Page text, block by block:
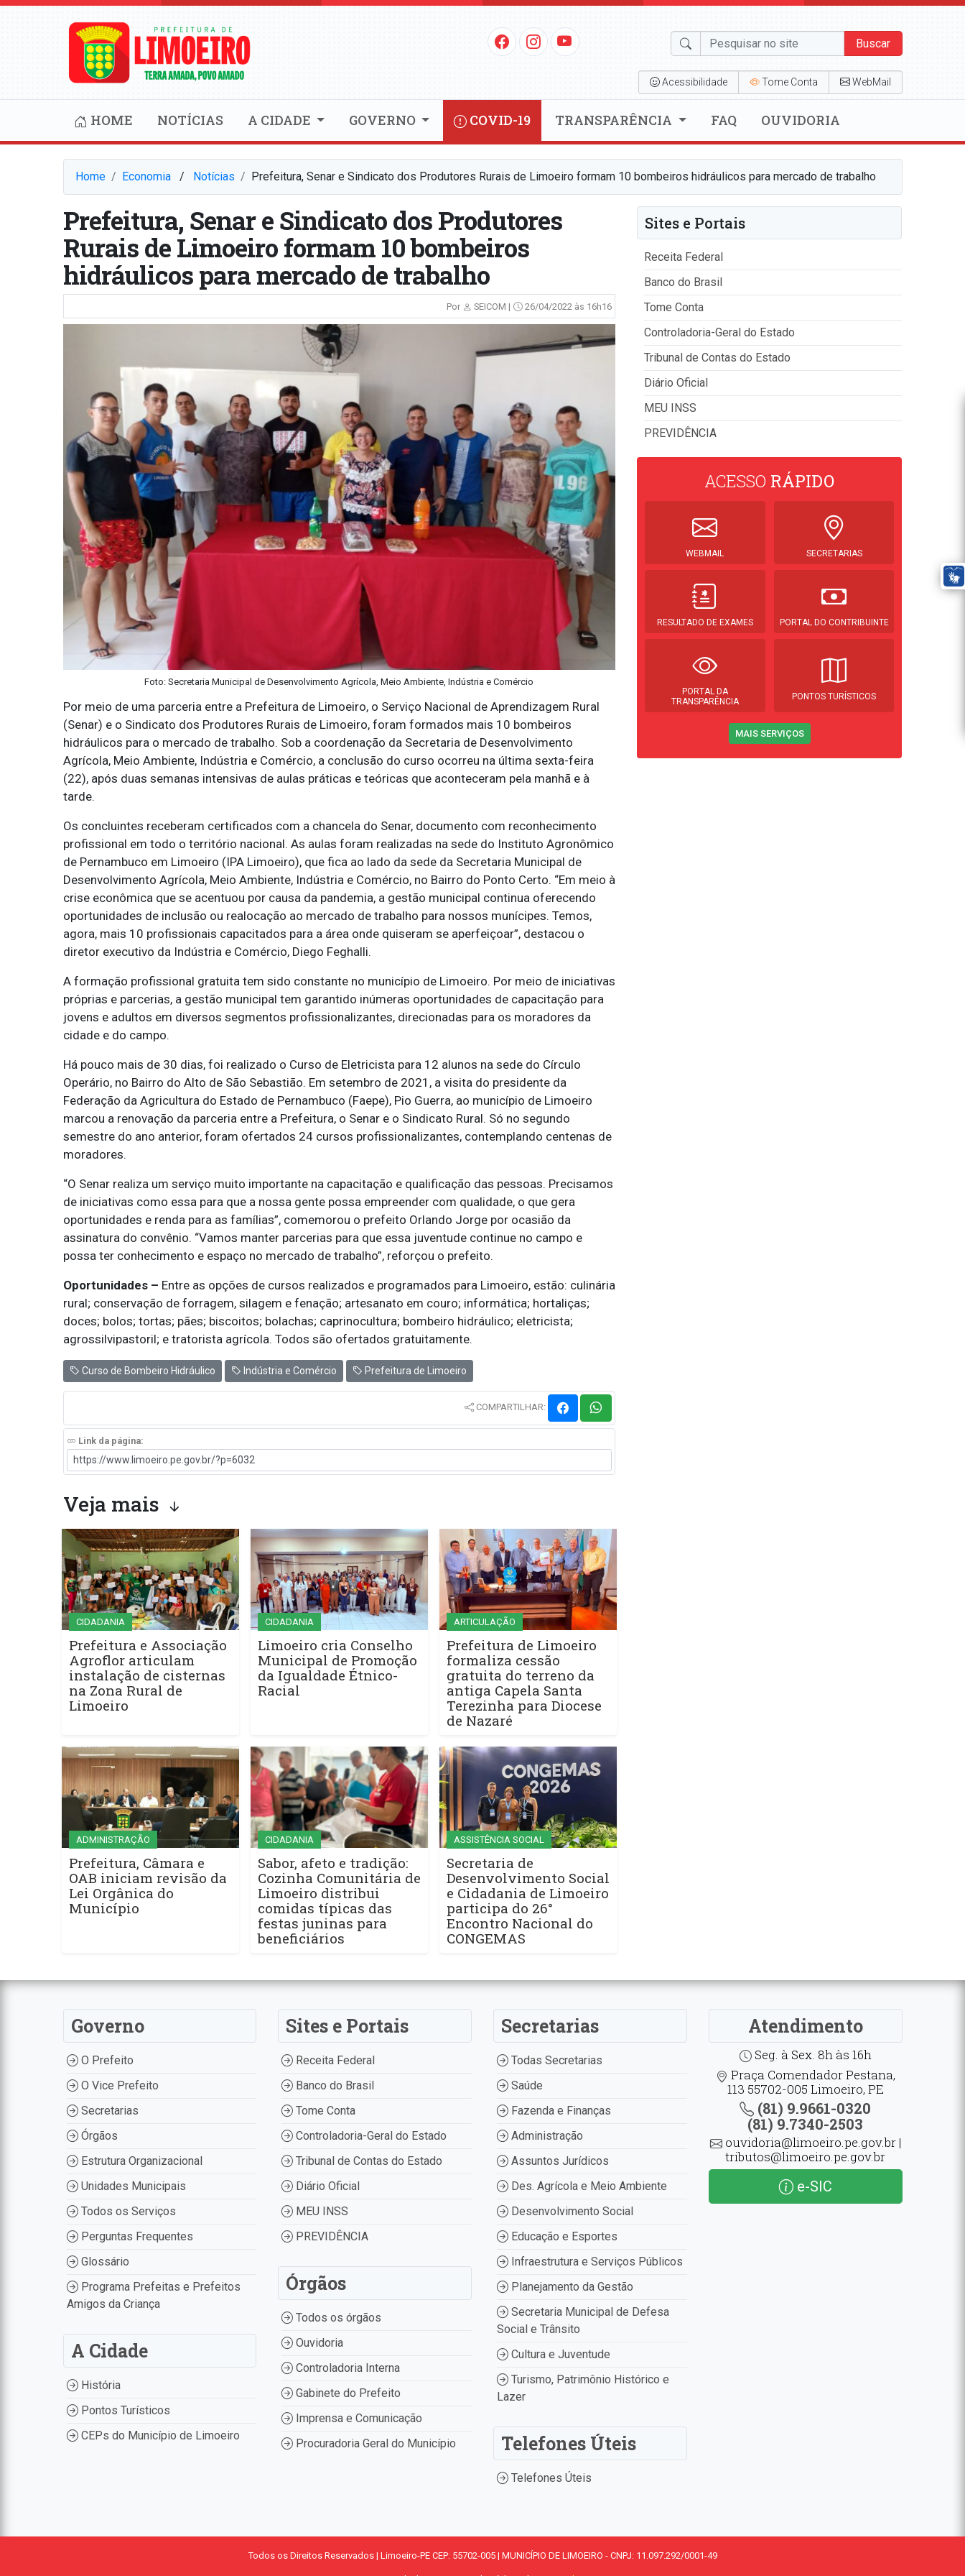
Buscar
Acessibilidade Tome Conta WebMail
HOME NOTÍCIAS A CIDADE GOVERNO COVID-19 TRANSPARÊNCIA FAQ OUVIDORIA
Home Economia⠀/⠀ Notícias Prefeitura, Senar e Sindicato dos Produtores Rurais de Limoeiro formam 10 bombeiros hidráulicos para mercado de trabalho
Prefeitura, Senar e Sindicato dos Produtores
Rurais de Limoeiro formam 10 bombeiros
hidráulicos para mercado de trabalho
Por SEICOM | 26/04/2022 às 16h16
Foto: Secretaria Municipal de Desenvolvimento Agrícola, Meio Ambiente, Indústria e Comércio
Por meio de uma parceria entre a Prefeitura de Limoeiro, o Serviço Nacional de Aprendizagem Rural
(Senar) e o Sindicato dos Produtores Rurais de Limoeiro, foram formados mais 10 bombeiros
hidráulicos para o mercado de trabalho. Sob a coordenação da Secretaria de Desenvolvimento
Agrícola, Meio Ambiente, Indústria e Comércio, a conclusão do curso ocorreu na última sexta-feira
(22), após duas semanas intensivas de aulas práticas e teóricas que aconteceram pela manhã e à
tarde.
Os concluintes receberam certificados com a chancela do Senar, documento com reconhecimento
profissional em todo o território nacional. As aulas foram realizadas na sede do Instituto Agronômico
de Pernambuco em Limoeiro (IPA Limoeiro), que fica ao lado da sede da Secretaria Municipal de
Desenvolvimento Agrícola, Meio Ambiente, Indústria e Comércio, no Bairro do Ponto Certo. “Em meio à
crise econômica que se acentuou por causa da pandemia, a gestão municipal continua oferecendo
oportunidades de inclusão ou realocação ao mercado de trabalho para nossos munícipes. Temos,
agora, mais 10 profissionais capacitados para a área onde quiseram se aperfeiçoar”, destacou o
diretor executivo da Indústria e Comércio, Diego Feghalli.
A formação profissional gratuita tem sido constante no município de Limoeiro. Por meio de iniciativas
próprias e parcerias, a gestão municipal tem garantido inúmeras oportunidades de capacitação para
jovens e adultos em diversos segmentos profissionalizantes, direcionadas para os moradores da
cidade e do campo.
Há pouco mais de 30 dias, foi realizado o Curso de Eletricista para 12 alunos na sede do Círculo
Operário, no Bairro do Alto de São Sebastião. Em setembro de 2021, a visita do presidente da
Federação da Agricultura do Estado de Pernambuco (Faepe), Pio Guerra, ao município de Limoeiro
marcou a renovação da parceria entre a Prefeitura, o Senar e o Sindicato Rural. Só no segundo
semestre do ano anterior, foram ofertados 24 cursos profissionalizantes, contemplando centenas de
moradores.
“O Senar realiza um serviço muito importante na capacitação e qualificação das pessoas. Precisamos
de iniciativas como essa para que a nossa gente possa empreender com qualidade, o que gera
oportunidades e renda para as famílias”, comemorou o prefeito Orlando Jorge por ocasião da
assinatura do convênio. “Vamos manter parcerias para que essa juventude continue no campo e
possa ter conhecimento e espaço no mercado de trabalho”, reforçou o prefeito.
Oportunidades – Entre as opções de cursos realizados e programados para Limoeiro, estão: culinária
rural; conservação de forragem, silagem e fenação; artesanato em couro; informática; hortaliças;
doces; bolos; tortas; pães; biscoitos; bolachas; caprinocultura; bombeiro hidráulico; eletricista;
agrossilvipastoril; e tratorista agrícola. Todos são ofertados gratuitamente.
Curso de Bombeiro Hidráulico Indústria e Comércio Prefeitura de Limoeiro
COMPARTILHAR:
Link da página:
Veja mais
CIDADANIA
Prefeitura e Associação
Agroflor articulam
instalação de cisternas
na Zona Rural de
Limoeiro
CIDADANIA
Limoeiro cria Conselho
Municipal de Promoção
da Igualdade Étnico-
Racial
ARTICULAÇÃO
Prefeitura de Limoeiro
formaliza cessão
gratuita do terreno da
antiga Capela Santa
Terezinha para Diocese
de Nazaré
ADMINISTRAÇÃO
Prefeitura, Câmara e
OAB iniciam revisão da
Lei Orgânica do
Município
CIDADANIA
Sabor, afeto e tradição:
Cozinha Comunitária de
Limoeiro distribui
comidas típicas das
festas juninas para
beneficiários
ASSISTÊNCIA SOCIAL
Secretaria de
Desenvolvimento Social
e Cidadania de Limoeiro
participa do 26°
Encontro Nacional do
CONGEMAS
Sites e Portais
Receita Federal
Banco do Brasil
Tome Conta
Controladoria-Geral do Estado
Tribunal de Contas do Estado
Diário Oficial
MEU INSS
PREVIDÊNCIA
ACESSO RÁPIDO
WEBMAIL SECRETARIAS
RESULTADO DE EXAMES PORTAL DO CONTRIBUINTE
PORTAL DA
TRANSPARÊNCIA
PONTOS TURÍSTICOS
MAIS SERVIÇOS
Governo
O Prefeito
O Vice Prefeito
Secretarias
Órgãos
Estrutura Organizacional
Unidades Municipais
Todos os Serviços
Perguntas Frequentes
Glossário
Programa Prefeitas e Prefeitos
Amigos da Criança
A Cidade
História
Pontos Turísticos
CEPs do Município de Limoeiro
Sites e Portais
Receita Federal
Banco do Brasil
Tome Conta
Controladoria-Geral do Estado
Tribunal de Contas do Estado
Diário Oficial
MEU INSS
PREVIDÊNCIA
Órgãos
Todos os órgãos
Ouvidoria
Controladoria Interna
Gabinete do Prefeito
Imprensa e Comunicação
Procuradoria Geral do Município
Secretarias
Todas Secretarias
Saúde
Fazenda e Finanças
Administração
Assuntos Jurídicos
Des. Agrícola e Meio Ambiente
Desenvolvimento Social
Educação e Esportes
Infraestrutura e Serviços Públicos
Planejamento da Gestão
Secretaria Municipal de Defesa
Social e Trânsito
Cultura e Juventude
Turismo, Patrimônio Histórico e
Lazer
Telefones Úteis
Telefones Úteis
Atendimento
Seg. à Sex. 8h às 16h
Praça Comendador Pestana,
113 55702-005 Limoeiro, PE
(81) 9.9661-0320
(81) 9.7340-2503
ouvidoria@limoeiro.pe.gov.br |
tributos@limoeiro.pe.gov.br
e-SIC
Todos os Direitos Reservados | Limoeiro-PE CEP: 55702-005 | MUNICÍPIO DE LIMOEIRO - CNPJ: 11.097.292/0001-49